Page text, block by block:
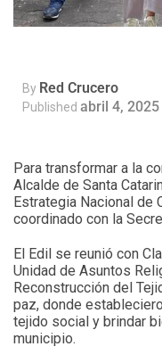
By Red Crucero
Published abril 4, 2025
Para transformar a la
Alcalde de Santa
Estrategia Nacional de
coordinado con la
El Edil se reunió con
Unidad de Asuntos
Reconstrucción del
paz, donde
tejido social y brindar
municipio.